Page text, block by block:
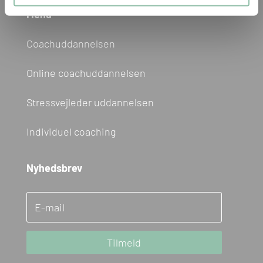
Menu
Coachuddannelsen
Online coachuddannelsen
Stressvejleder uddannelsen
Individuel coaching
Nyhedsbrev
Tilmeld